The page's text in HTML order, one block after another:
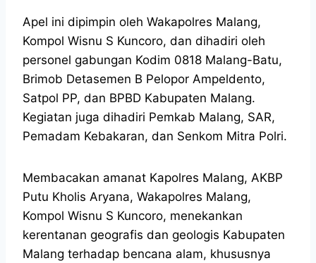
Apel ini dipimpin oleh Wakapolres Malang,
Kompol Wisnu S Kuncoro, dan dihadiri oleh
personel gabungan Kodim 0818 Malang-Batu,
Brimob Detasemen B Pelopor Ampeldento,
Satpol PP, dan BPBD Kabupaten Malang.
Kegiatan juga dihadiri Pemkab Malang, SAR,
Pemadam Kebakaran, dan Senkom Mitra Polri.
Membacakan amanat Kapolres Malang, AKBP
Putu Kholis Aryana, Wakapolres Malang,
Kompol Wisnu S Kuncoro, menekankan
kerentanan geografis dan geologis Kabupaten
Malang terhadap bencana alam, khususnya